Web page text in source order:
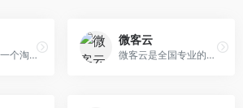
京推推CMS是一个淘宝客导购程序
微客云
微客云是全国专业的私域电商精细化运营服务商，完全免费,提供私域电商系统,微信淘客CPS系统。